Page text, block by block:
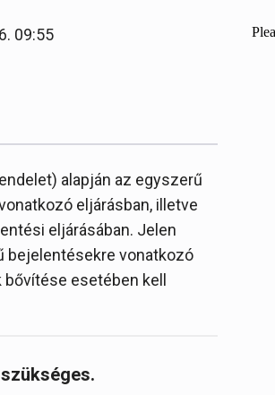
09:55
alapján az egyszerű
eljárásban, illetve
eljárásában. Jelen
bejelentésekre vonatkozó
esetében kell